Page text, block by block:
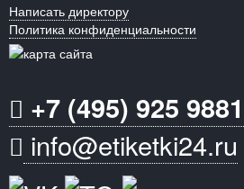
Написать директору
Политика конфиденциальности
+7 (495) 925 9881
info@etiketki24.ru